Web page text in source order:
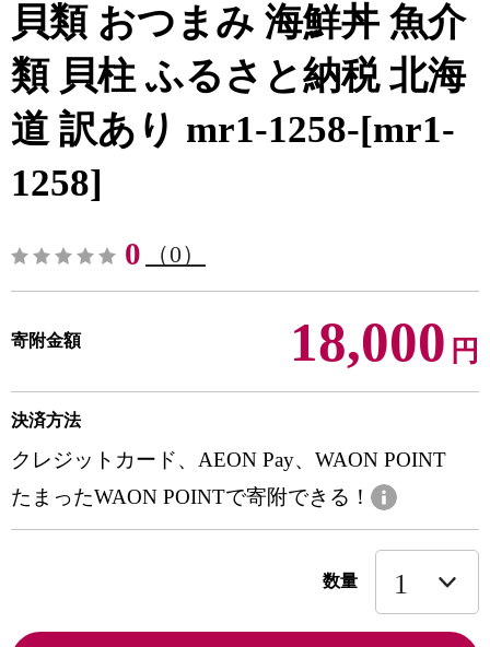
貝類 おつまみ 海鮮丼 魚介
類 貝柱 ふるさと納税 北海
道 訳あり mr1-1258-[mr1-
1258]
0 （0）
寄附金額 18,000 円
決済方法
クレジットカード、AEON Pay、WAON POINT
たまったWAON POINTで寄附できる！
数量